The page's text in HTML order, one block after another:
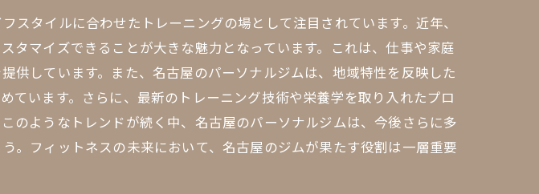
タイルに合わせたトレーニングの場として注目されています。近年、
タマイズできることが大きな魅力となっています。これは、仕事や家庭
供しています。また、名古屋のパーソナルジムは、地域特性を反映した
ています。さらに、最新のトレーニング技術や栄養学を取り入れたプロ
のようなトレンドが続く中、名古屋のパーソナルジムは、今後さらに多
。フィットネスの未来において、名古屋のジムが果たす役割は一層重要